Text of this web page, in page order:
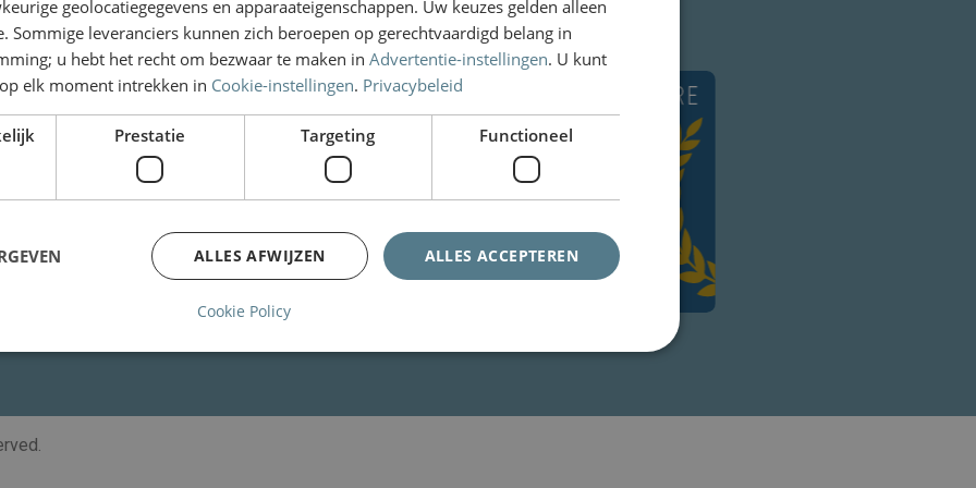
Den Haag
Rotterdam
Links
Privacystatement
Algemene voorwaarden
Specialisme advocaten
Cookieverklaring
Klanten vertellen
geolocatiegegevens en apparaateigenschappen. Uw keuzes gelden alleen
Sommige leveranciers kunnen zich beroepen op gerechtvaardigd belang in
u hebt het recht om bezwaar te maken in Advertentie-instellingen. U kunt
elk moment intrekken in Cookie-instellingen. Privacybeleid
Prestatie Targeting Functioneel
ALLES ACCEPTEREN
ALLES AFWIJZEN
Cookie Policy